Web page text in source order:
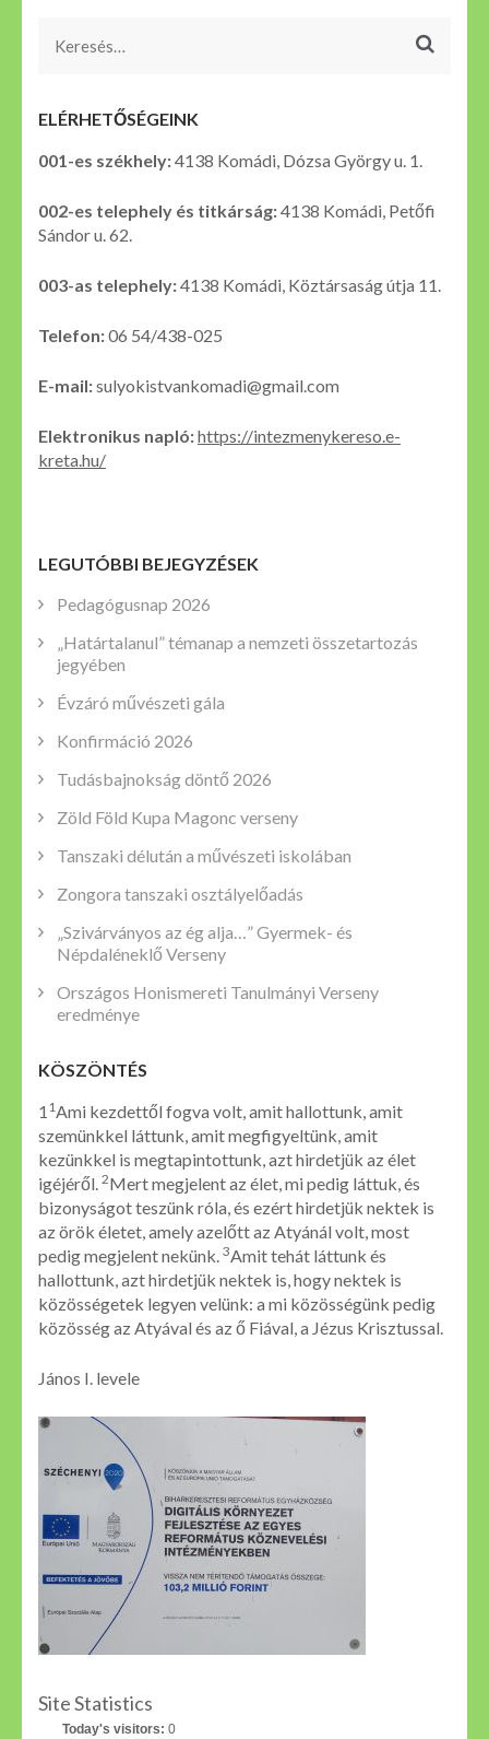
Keresés:
ELÉRHETŐSÉGEINK
001-es székhely:4138 Komádi, Dózsa György u. 1.
002-es telephely és titkárság:4138 Komádi, Petőfi
Sándor u. 62.
003-as telephely:4138 Komádi, Köztársaság útja 11.
Telefon:06 54/438-025
E-mail:sulyokistvankomadi@gmail.com
Elektronikus napló:https://intezmenykereso.e-
kreta.hu/
LEGUTÓBBI BEJEGYZÉSEK
Pedagógusnap 2026
„Határtalanul” témanap a nemzeti összetartozás
jegyében
Évzáró művészeti gála
Konfirmáció 2026
Tudásbajnokság döntő 2026
Zöld Föld Kupa Magonc verseny
Tanszaki délután a művészeti iskolában
Zongora tanszaki osztályelőadás
„Szivárványos az ég alja…” Gyermek- és
Népdaléneklő Verseny
Országos Honismereti Tanulmányi Verseny
eredménye
KÖSZÖNTÉS
1 1Ami kezdettől fogva volt, amit hallottunk, amit
szemünkkel láttunk, amit megfigyeltünk, amit
kezünkkel is megtapintottunk, azt hirdetjük az élet
igéjéről. 2Mert megjelent az élet, mi pedig láttuk, és
bizonyságot teszünk róla, és ezért hirdetjük nektek is
az örök életet, amely azelőtt az Atyánál volt, most
pedig megjelent nekünk. 3Amit tehát láttunk és
hallottunk, azt hirdetjük nektek is, hogy nektek is
közösségetek legyen velünk: a mi közösségünk pedig
közösség az Atyával és az ő Fiával, a Jézus Krisztussal.
János I. levele
Site Statistics
Today's visitors: 0